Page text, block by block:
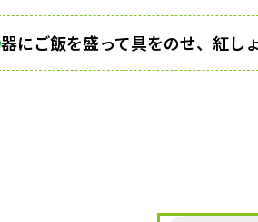
器にご飯を盛って具をのせ、紅し